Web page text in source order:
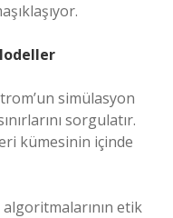
simülasyon
sorgulatır.
kümesinin içinde
etik